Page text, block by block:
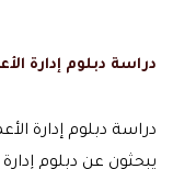
دراسة دبلوم إدارة
دراسة دبلوم إدارة
يبحثون عن دبلوم